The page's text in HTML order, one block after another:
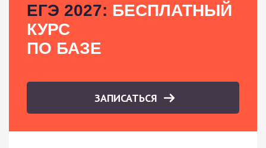
ЕГЭ 2027: БЕСПЛАТНЫЙ
КУРС
ПО БАЗЕ
ЗАПИСАТЬСЯ